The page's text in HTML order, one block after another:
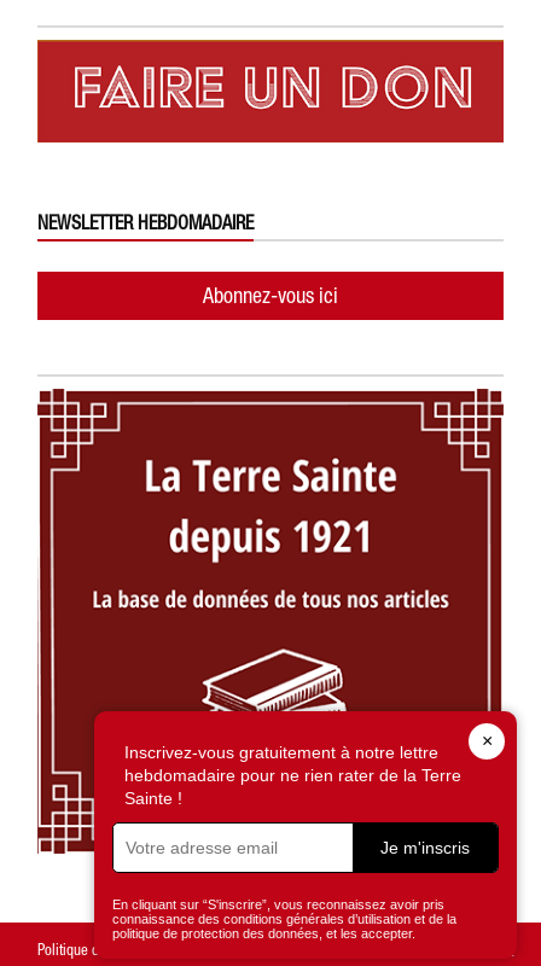
NEWSLETTER HEBDOMADAIRE
Abonnez-vous ici
×
Inscrivez-vous gratuitement à notre lettre
hebdomadaire pour ne rien rater de la Terre
Sainte !
Je m'inscris
En cliquant sur “S'inscrire”, vous reconnaissez avoir pris
connaissance des conditions générales d’utilisation et de la
politique de protection des données, et les accepter.
Politique de confidentialité